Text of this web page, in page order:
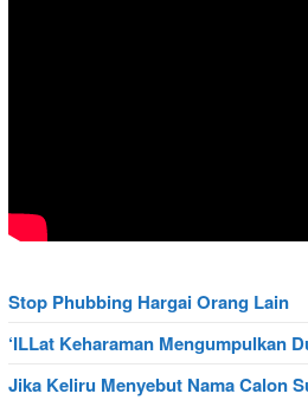
Stop Phubbing Hargai Orang Lain
‘ILLat Keharaman Mengumpulkan
Jika Keliru Menyebut Nama Calon